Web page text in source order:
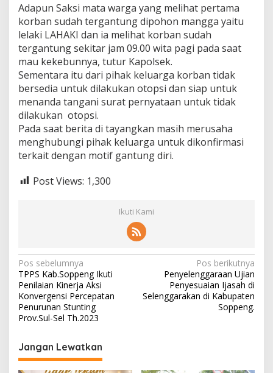
Adapun Saksi mata warga yang melihat pertama
korban sudah tergantung dipohon mangga yaitu
lelaki LAHAKI dan ia melihat korban sudah
tergantung sekitar jam 09.00 wita pagi pada saat
mau kekebunnya, tutur Kapolsek.
Sementara itu dari pihak keluarga korban tidak
bersedia untuk dilakukan otopsi dan siap untuk
menanda tangani surat pernyataan untuk tidak
dilakukan otopsi.
Pada saat berita di tayangkan masih merusaha
menghubungi pihak keluarga untuk dikonfirmasi
terkait dengan motif gantung diri.
Post Views: 1,300
Ikuti Kami
Navigasi
pos
Pos sebelumnya
TPPS Kab.Soppeng Ikuti
Penilaian Kinerja Aksi
Konvergensi Percepatan
Penurunan Stunting
Prov.Sul-Sel Th.2023
Pos berikutnya
Penyelenggaraan Ujian
Penyesuaian Ijasah di
Selenggarakan di Kabupaten
Soppeng.
Jangan Lewatkan